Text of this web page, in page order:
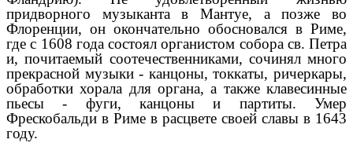
придворного музыканта в Мантуе, а позже во
Флоренции, он окончательно обосновался в Риме,
где с 1608 года состоял органистом собора св. Петра
и, почитаемый соотечественниками, сочинял много
прекрасной музыки - канцоны, токкаты, ричеркары,
обработки хорала для органа, а также клавесинные
пьесы - фуги, канцоны и партиты. Умер
Фрескобальди в Риме в расцвете своей славы в 1643
году.